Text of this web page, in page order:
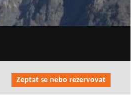
Zeptat se nebo rezervovat